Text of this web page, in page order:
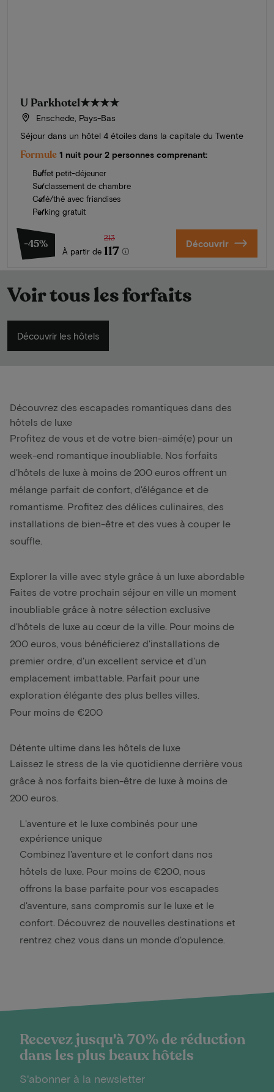
U Parkhotel★★★★
Enschede, Pays-Bas
Séjour dans un hôtel 4 étoiles dans la capitale du Twente
Formule 1 nuit pour 2 personnes comprenant:
Buffet petit-déjeuner
Surclassement de chambre
Café/thé avec friandises
Parking gratuit
-45%
À partir de
213
117 Découvrir
Voir tous les forfaits
Découvrir les hôtels
Découvrez des escapades romantiques dans des
hôtels de luxe
Profitez de vous et de votre bien-aimé(e) pour un
week-end romantique inoubliable. Nos forfaits
d'hôtels de luxe à moins de 200 euros offrent un
mélange parfait de confort, d'élégance et de
romantisme. Profitez des délices culinaires, des
installations de bien-être et des vues à couper le
souffle.
Explorer la ville avec style grâce à un luxe abordable
Faites de votre prochain séjour en ville un moment
inoubliable grâce à notre sélection exclusive
d'hôtels de luxe au cœur de la ville. Pour moins de
200 euros, vous bénéficierez d'installations de
premier ordre, d'un excellent service et d'un
emplacement imbattable. Parfait pour une
exploration élégante des plus belles villes.
Pour moins de €200
Détente ultime dans les hôtels de luxe
Laissez le stress de la vie quotidienne derrière vous
grâce à nos forfaits bien-être de luxe à moins de
200 euros.
L'aventure et le luxe combinés pour une
expérience unique
Combinez l'aventure et le confort dans nos
hôtels de luxe. Pour moins de €200, nous
offrons la base parfaite pour vos escapades
d'aventure, sans compromis sur le luxe et le
confort. Découvrez de nouvelles destinations et
rentrez chez vous dans un monde d'opulence.
Recevez jusqu'à 70% de réduction
dans les plus beaux hôtels
S'abonner à la newsletter